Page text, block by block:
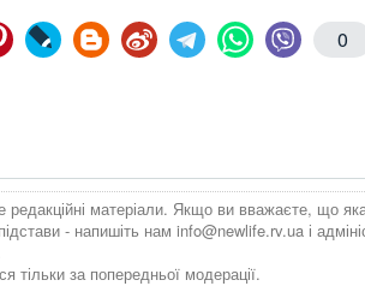
0
редакційні матеріали. Якщо ви вважаєте, що
- напишіть нам info@newlife.rv.ua і
тільки за попередньої модерації.